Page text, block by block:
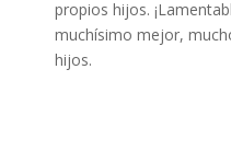
propios hijos.
muchísimo mejor,
hijos.